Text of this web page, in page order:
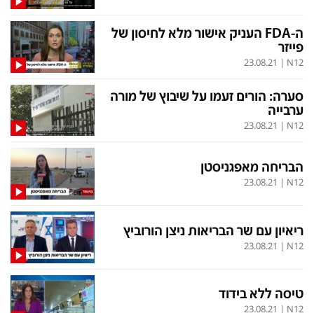
המהדורה המרכזית
שבע
חמש עם רפי רשף
12 בצוהריים
אולפן שישי
חדשות סוף השבוע
המהדורה הצעירה
מדיניות פרטיות
הסדרי נגישות
ה-FDA העניק אישור מלא לחיסון של
פייזר
N12
|
23.08.21
סערה: הורים זעמו על שיבוץ של מורה
ערבייה
N12
|
23.08.21
הבריחה מאפגניסטן
N12
|
23.08.21
ריאיון עם שר הבריאות ניצן הורוביץ
N12
|
23.08.21
טיסה ללא בידוד
N12
|
23.08.21